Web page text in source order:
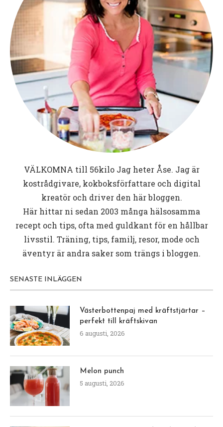
VÄLKOMNA till 56kiloJag heter Åse. Jag är
kostrådgivare, kokboksförfattare och digital
kreatör och driver den här bloggen.
Här hittar ni sedan 2003 många hälsosamma
recept och tips, ofta med guldkant för en hållbar
livsstil. Träning, tips, familj, resor, mode och
äventyr är andra saker som trängs i bloggen.
SENASTE INLÄGGEN
Västerbottenpaj med kräftstjärtar –
perfekt till kräftskivan
6 augusti, 2026
Melon punch
5 augusti, 2026